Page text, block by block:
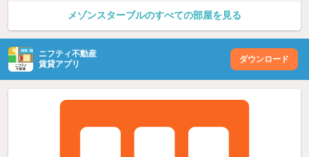
メゾンスターブルのすべての部屋を見る
ニフティ不動産
賃貸アプリ
ダウンロード